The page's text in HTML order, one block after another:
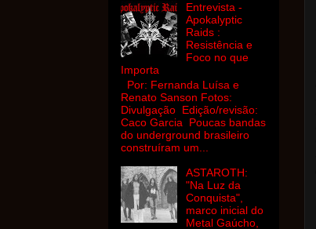
Entrevista -
Apokalyptic
Raids :
Resistência e
Foco no que
Importa
Por: Fernanda Luísa e
Renato Sanson Fotos:
Divulgação Edição/revisão:
Caco Garcia Poucas bandas
do underground brasileiro
construíram um...
ASTAROTH:
"Na Luz da
Conquista",
marco inicial do
Metal Gaúcho,